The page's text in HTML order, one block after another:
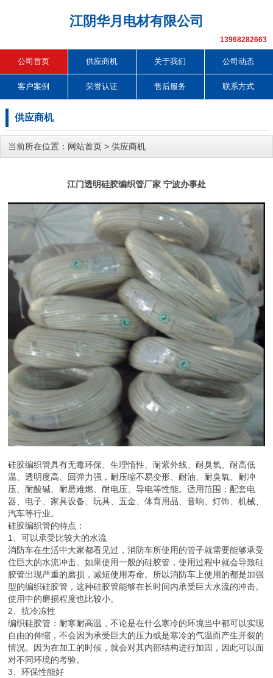
江阴华月电材有限公司
13968282663
公司首页 供应商机 关于我们 公司动态
客户案例 荣誉认证 售后服务 联系方式
供应商机
当前所在位置： 网站首页 > 供应商机
江门透明硅胶编织管厂家 宁波办事处
硅胶编织管具有无毒环保、生理惰性、耐紫外线、耐臭氧、耐高低
温、透明度高、回弹力强，耐压缩不易变形、耐油、耐臭氧、耐冲
压、耐酸碱、耐磨难燃、耐电压、导电等性能。适用范围：配套电
器、电子、家具设备、玩具、五金、体育用品、音响、灯饰、机械、
汽车等行业。
硅胶编织管的特点：
1、可以承受比较大的水流
消防车在生活中大家都看见过，消防车所使用的管子就需要能够承受
住巨大的水流冲击。如果使用一般的硅胶管，使用过程中就会导致硅
胶管出现严重的磨损，减短使用寿命。所以消防车上使用的都是加强
型的编织硅胶管，这种硅胶管能够在长时间内承受巨大水流的冲击。
使用中的磨损程度也比较小。
2、抗冷冻性
编织硅胶管：耐寒耐高温，不论是在什么寒冷的环境当中都可以实现
自由的伸缩，不会因为承受巨大的压力或是寒冷的气温而产生开裂的
情况。因为在加工的时候，就会对其内部结构进行加固，因此可以面
对不同环境的考验。
3、环保性能好